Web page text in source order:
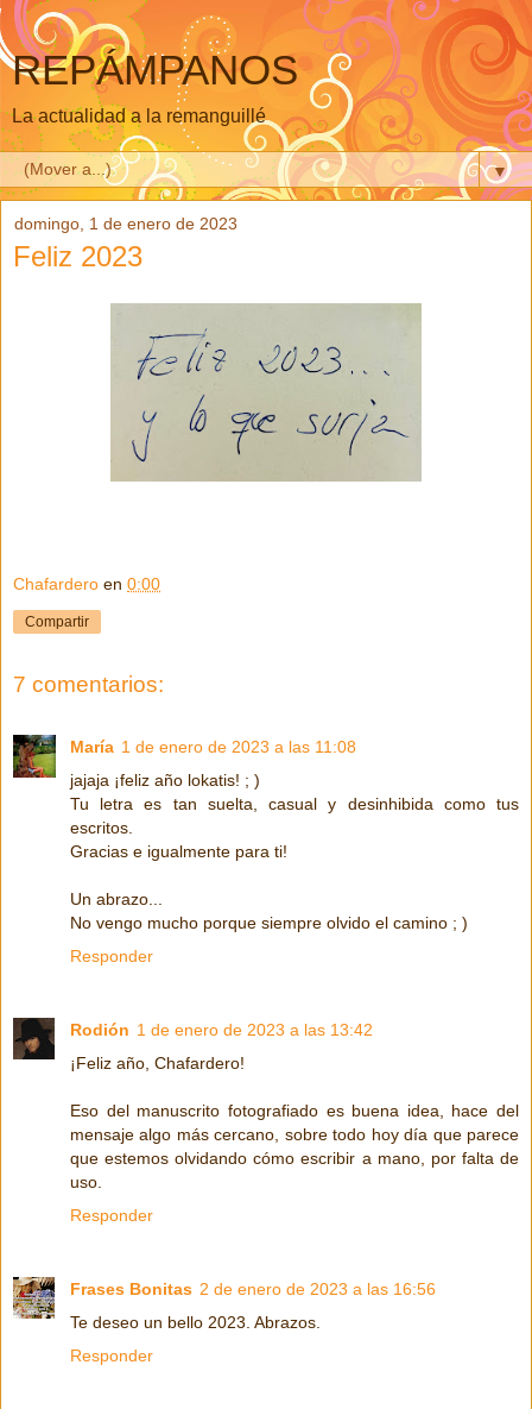
REPÁMPANOS
La actualidad a la remanguillé
▼
domingo, 1 de enero de 2023
Feliz 2023
Chafardero en 0:00
Compartir
7 comentarios:
María 1 de enero de 2023 a las 11:08
jajaja ¡feliz año lokatis! ; )
Tu letra es tan suelta, casual y desinhibida como tus
escritos.
Gracias e igualmente para ti!
Un abrazo...
No vengo mucho porque siempre olvido el camino ; )
Responder
Rodión 1 de enero de 2023 a las 13:42
¡Feliz año, Chafardero!
Eso del manuscrito fotografiado es buena idea, hace del
mensaje algo más cercano, sobre todo hoy día que parece
que estemos olvidando cómo escribir a mano, por falta de
uso.
Responder
Frases Bonitas 2 de enero de 2023 a las 16:56
Te deseo un bello 2023. Abrazos.
Responder